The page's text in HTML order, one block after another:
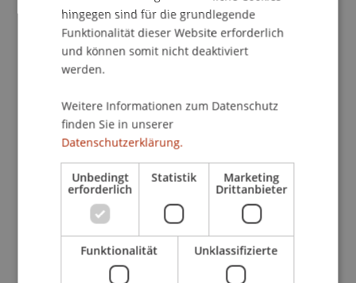
patrik.schaedler@uni.li
Geplant für SS 26
Pro Bono Projekt(Modul)
Pro Bono Projekt
(Übung)
Schenk
Schädler
Pro Bono Projekt(Übung)
Schenk
Pro Bono Projekt
hingegen sind für die grundlegende
Funktionalität dieser Website erforderlich
und können somit nicht deaktiviert
werden.
Weitere Informationen zum Datenschutz
finden Sie in unserer
Datenschutzerklärung.
Unbedingt
erforderlich
Statistik Marketing
Drittanbieter
Funktionalität Unklassifizierte